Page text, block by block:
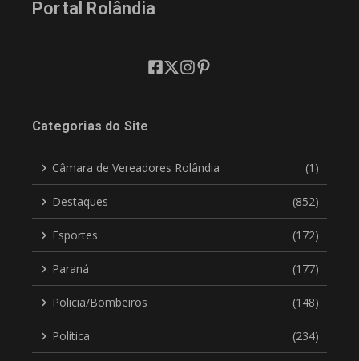
Portal Rolândia
Categorias do Site
Câmara de Vereadores Rolândia (1)
Destaques (852)
Esportes (172)
Paraná (177)
Policia/Bombeiros (148)
Política (234)